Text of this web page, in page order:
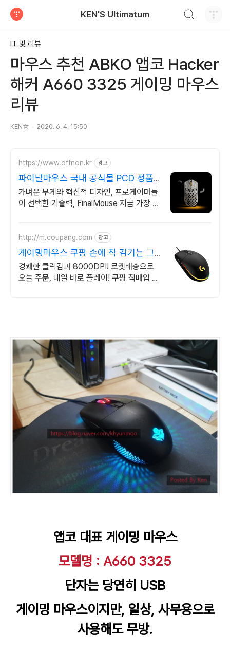
KEN'S Ultimatum
IT 및 리뷰
마우스 추천 ABKO 앱코 Hacker
해커 A660 3325 게이밍 마우스
리뷰
KEN☆ 2020. 6. 4. 15:50
https://www.offnon.kr 광고
파이널마우스 국내 공식몰 PCD 정품,
품질보증
가벼운 무게와 혁신적 디자인, 프로게이머들
이 선택한 기술력, FinalMouse 지금 가장 핫
http://m.coupang.com 광고
게이밍마우스 쿠팡 손에 착 감기는 그
립
경쾌한 클릭감과 8000DPI! 로켓배송으로
오늘 주문, 내일 바로 플레이! 쿠팡 직매입 로
앱코 대표 게이밍 마우스
모델명 : A660 3325
단자는 당연히 USB
게이밍 마우스이지만, 일상, 사무용으로
사용해도 무방.